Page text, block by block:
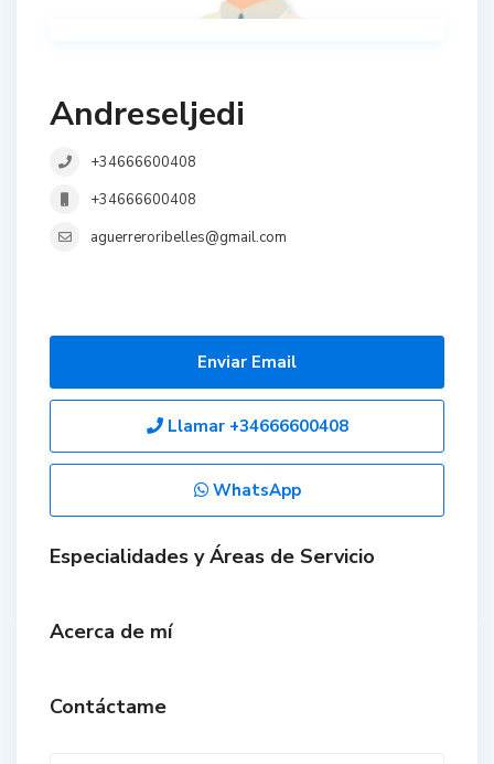
Andreseljedi
+34666600408
+34666600408
aguerreroribelles@gmail.com
Enviar Email
Llamar +34666600408
WhatsApp
Especialidades y Áreas de Servicio
Acerca de mí
Contáctame